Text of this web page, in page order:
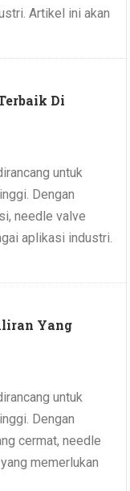
Artikel ini akan
Di
untuk
Dengan
needle valve
aplikasi industri.
Yang
untuk
Dengan
cermat, needle
memerlukan